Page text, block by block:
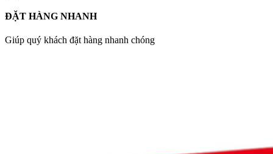
ĐẶT HÀNG NHANH
Giúp quý khách đặt hàng nhanh chóng